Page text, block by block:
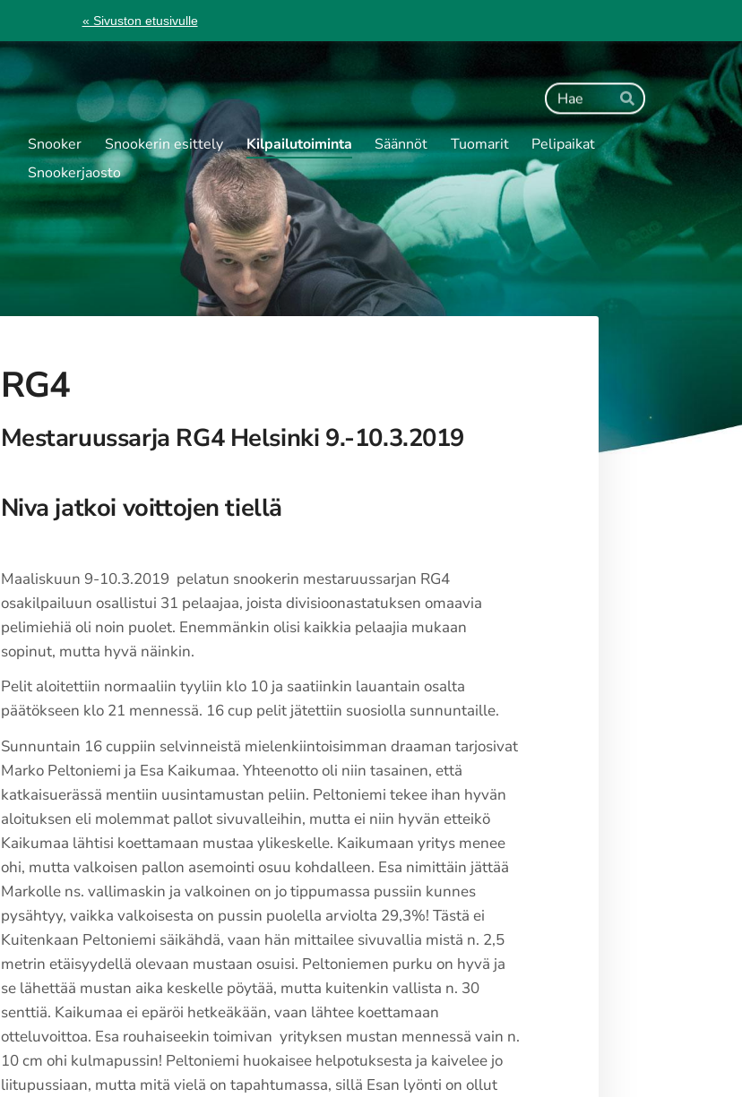
« Sivuston etusivulle
Haku
Hae
Snooker Snookerin esittely Kilpailutoiminta Säännöt Tuomarit
Pelipaikat
Snookerjaosto
RG4
Mestaruussarja RG4 Helsinki 9.-10.3.2019
Niva jatkoi voittojen tiellä
Maaliskuun 9-10.3.2019 pelatun snookerin mestaruussarjan RG4
osakilpailuun osallistui 31 pelaajaa, joista divisioonastatuksen omaavia
pelimiehiä oli noin puolet. Enemmänkin olisi kaikkia pelaajia mukaan
sopinut, mutta hyvä näinkin.
Pelit aloitettiin normaaliin tyyliin klo 10 ja saatiinkin lauantain osalta
päätökseen klo 21 mennessä. 16 cup pelit jätettiin suosiolla sunnuntaille.
Sunnuntain 16 cuppiin selvinneistä mielenkiintoisimman draaman tarjosivat
Marko Peltoniemi ja Esa Kaikumaa. Yhteenotto oli niin tasainen, että
katkaisuerässä mentiin uusintamustan peliin. Peltoniemi tekee ihan hyvän
aloituksen eli molemmat pallot sivuvalleihin, mutta ei niin hyvän etteikö
Kaikumaa lähtisi koettamaan mustaa ylikeskelle. Kaikumaan yritys menee
ohi, mutta valkoisen pallon asemointi osuu kohdalleen. Esa nimittäin jättää
Markolle ns. vallimaskin ja valkoinen on jo tippumassa pussiin kunnes
pysähtyy, vaikka valkoisesta on pussin puolella arviolta 29,3%! Tästä ei
Kuitenkaan Peltoniemi säikähdä, vaan hän mittailee sivuvallia mistä n. 2,5
metrin etäisyydellä olevaan mustaan osuisi. Peltoniemen purku on hyvä ja
se lähettää mustan aika keskelle pöytää, mutta kuitenkin vallista n. 30
senttiä. Kaikumaa ei epäröi hetkeäkään, vaan lähtee koettamaan
otteluvoittoa. Esa rouhaiseekin toimivan yrityksen mustan mennessä vain n.
10 cm ohi kulmapussin! Peltoniemi huokaisee helpotuksesta ja kaivelee jo
liitupussiaan, mutta mitä vielä on tapahtumassa, sillä Esan lyönti on ollut